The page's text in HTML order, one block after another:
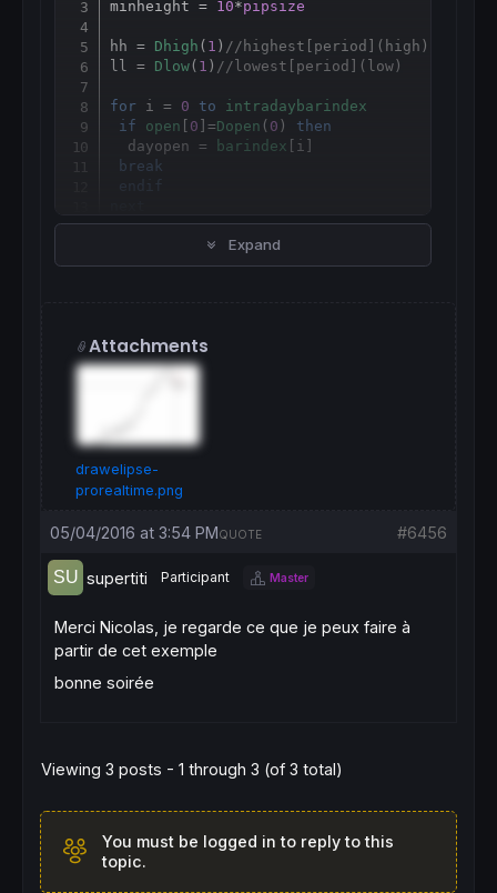
minheight = 10*pipsize
hh = Dhigh ( 1 ) //highest[period](high)
ll = Dlow( 1 ) //lowest[period](low)
for i = 0 to
intradaybarindex
if
open 0 ]=Dopen ( 0 ) then
  dayopen =
barindex [i]
break
endif
hh-ll >= minheight
ratio=(hh-ll)/100
endif
Expand
Attachments
drawelipse-
prorealtime.png
05/04/2016 at 3:54 PM #6456
QUOTE
supertiti Participant Master
Merci Nicolas, je regarde ce que je peux faire à
partir de cet exemple
bonne soirée
Viewing 3 posts - 1 through 3 (of 3 total)
You must be logged in to reply to this
topic.